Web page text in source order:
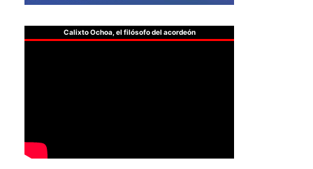
Calixto Ochoa, el filósofo del acordeón